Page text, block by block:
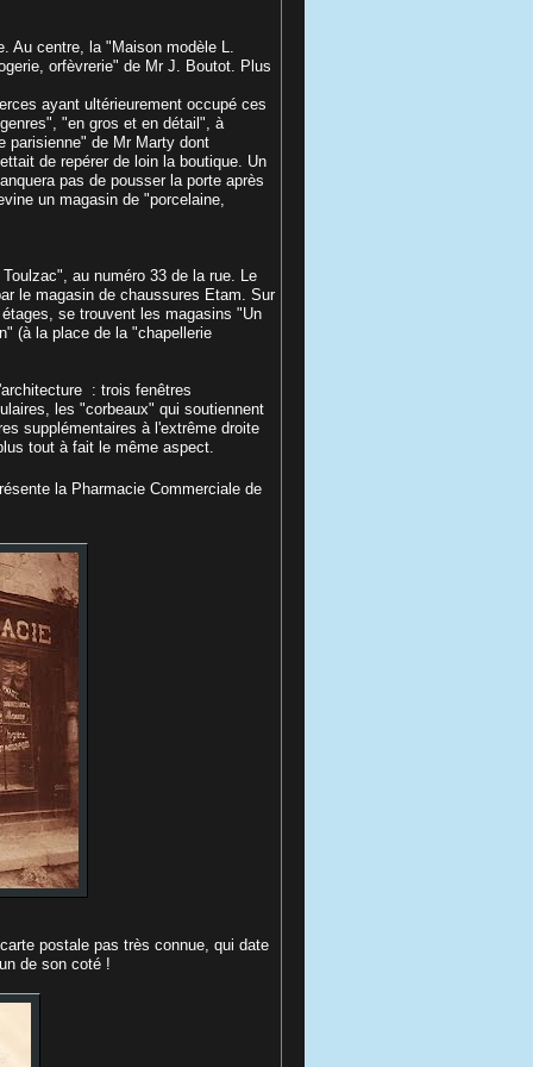
Au centre, la "Maison modèle L.
orfèvrerie" de Mr J. Boutot. Plus
ayant ultérieurement occupé ces
"en gros et en détail", à
parisienne" de Mr Marty dont
de repérer de loin la boutique. Un
pas de pousser la porte après
un magasin de "porcelaine,
au numéro 33 de la rue. Le
le magasin de chaussures Etam. Sur
se trouvent les magasins "Un
(à la place de la "chapellerie
: trois fenêtres
les "corbeaux" qui soutiennent
supplémentaires à l'extrême droite
tout à fait le même aspect.
la Pharmacie Commerciale de
postale pas très connue, qui date
de son coté !